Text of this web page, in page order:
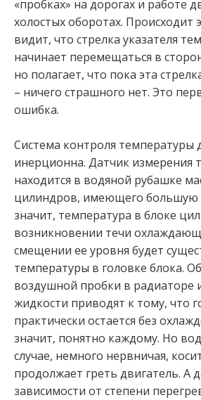
«пробках» на дорогах и работе
холостых оборотах. Происходит
видит, что стрелка указателя
начинает перемещаться в
но полагает, что пока эта
– ничего страшного нет. Это
ошибка.
Система контроля температуры
инерционна. Датчик измерения
находится в водяной рубашке
цилиндров, имеющего большую
значит, температура в блоке
возникновении течи
смещении ее уровня будет
температуры в головке блока.
воздушной пробки в радиаторе
жидкости приводят к тому, что
практически остается без
значит, понятно каждому. Но
случае, немного нервничая,
продолжает греть двигатель. А
зависимости от степени